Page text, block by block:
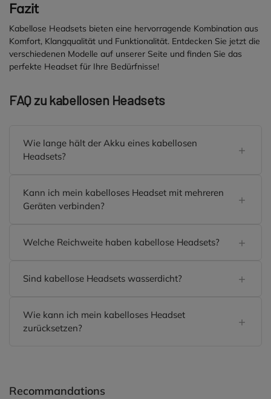
Fazit
Kabellose Headsets bieten eine hervorragende Kombination aus
Komfort, Klangqualität und Funktionalität. Entdecken Sie jetzt die
verschiedenen Modelle auf unserer Seite und finden Sie das
perfekte Headset für Ihre Bedürfnisse!
FAQ zu kabellosen Headsets
Wie lange hält der Akku eines kabellosen
Headsets?
Kann ich mein kabelloses Headset mit mehreren
Geräten verbinden?
Welche Reichweite haben kabellose Headsets?
Sind kabellose Headsets wasserdicht?
Wie kann ich mein kabelloses Headset
zurücksetzen?
Recommandations